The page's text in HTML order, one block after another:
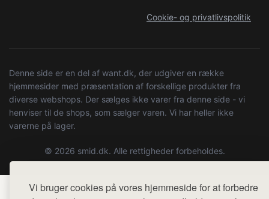
Vi bruger cookies på vores hjemmeside for at forbedre
Cookie- og privatlivspolitik
Denne side er en del af want.dk, der udgiver en række
hjemmesider med præsentation af forskellige produkter fra
diverse webshops. Der sælges ikke varer fra denne side - vi
henviser til de shops, som sælger varen. Vi har heller ikke
varerne på lager.
© 2026 smid.dk. Alle rettigheder forbeholdes.